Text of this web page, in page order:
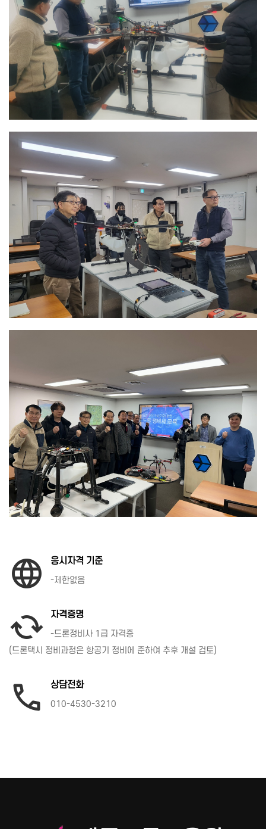
language 응시자격 기준
-제한없음
cached 자격증명
-드론정비사 1급 자격증
(드론택시 정비과정은 항공기 정비에 준하여 추후 개설 검토)
phone 상담전화
010-4530-3210